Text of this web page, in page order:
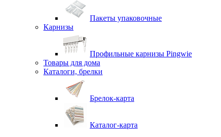
Пакеты упаковочные
Карнизы
Профильные карнизы Pingwie
Товары для дома
Каталоги, брелки
Брелок-карта
Каталог-карта